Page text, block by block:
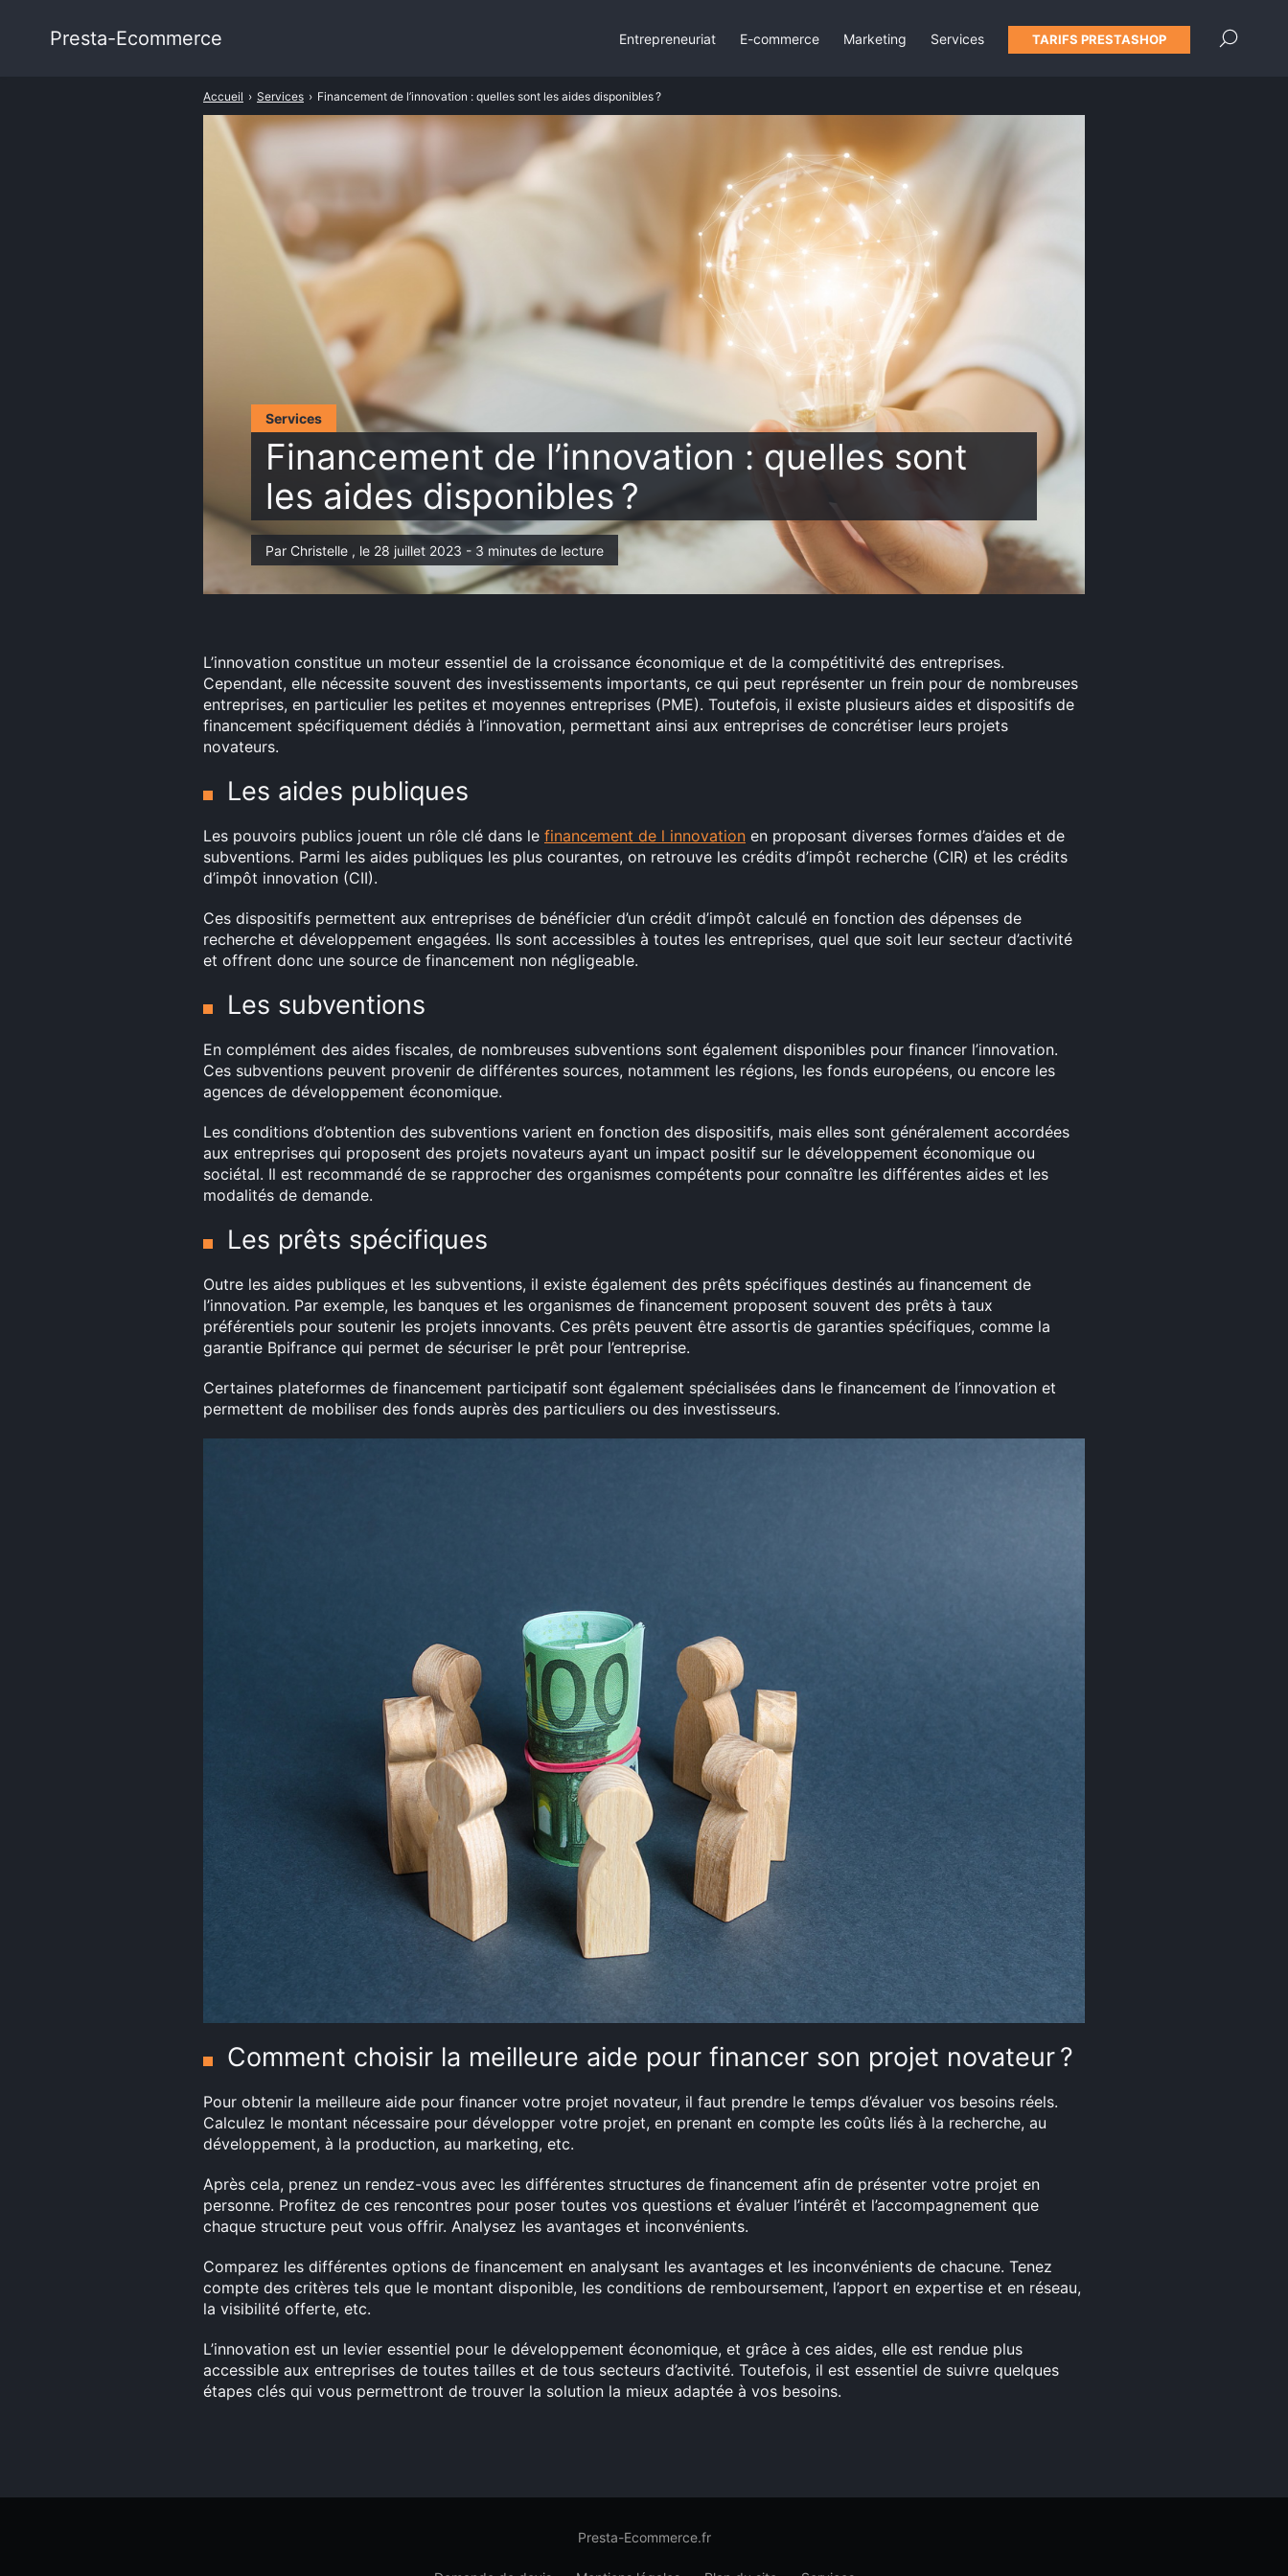
Services
Financement de l’innovation : quelles sont
les aides disponibles ?
Par Christelle , le 28 juillet 2023 - 3 minutes de lecture
Accueil › Services › Financement de l’innovation : quelles sont les aides disponibles ?
L’innovation constitue un moteur essentiel de la croissance économique et de la compétitivité des entreprises.
Cependant, elle nécessite souvent des investissements importants, ce qui peut représenter un frein pour de nombreuses
entreprises, en particulier les petites et moyennes entreprises (PME). Toutefois, il existe plusieurs aides et dispositifs de
financement spécifiquement dédiés à l’innovation, permettant ainsi aux entreprises de concrétiser leurs projets
novateurs.
Les aides publiques
Les pouvoirs publics jouent un rôle clé dans le financement de l innovation en proposant diverses formes d’aides et de
subventions. Parmi les aides publiques les plus courantes, on retrouve les crédits d’impôt recherche (CIR) et les crédits
d’impôt innovation (CII).
Ces dispositifs permettent aux entreprises de bénéficier d’un crédit d’impôt calculé en fonction des dépenses de
recherche et développement engagées. Ils sont accessibles à toutes les entreprises, quel que soit leur secteur d’activité
et offrent donc une source de financement non négligeable.
Les subventions
En complément des aides fiscales, de nombreuses subventions sont également disponibles pour financer l’innovation.
Ces subventions peuvent provenir de différentes sources, notamment les régions, les fonds européens, ou encore les
agences de développement économique.
Les conditions d’obtention des subventions varient en fonction des dispositifs, mais elles sont généralement accordées
aux entreprises qui proposent des projets novateurs ayant un impact positif sur le développement économique ou
sociétal. Il est recommandé de se rapprocher des organismes compétents pour connaître les différentes aides et les
modalités de demande.
Les prêts spécifiques
Outre les aides publiques et les subventions, il existe également des prêts spécifiques destinés au financement de
l’innovation. Par exemple, les banques et les organismes de financement proposent souvent des prêts à taux
préférentiels pour soutenir les projets innovants. Ces prêts peuvent être assortis de garanties spécifiques, comme la
garantie Bpifrance qui permet de sécuriser le prêt pour l’entreprise.
Certaines plateformes de financement participatif sont également spécialisées dans le financement de l’innovation et
permettent de mobiliser des fonds auprès des particuliers ou des investisseurs.
Comment choisir la meilleure aide pour financer son projet novateur ?
Pour obtenir la meilleure aide pour financer votre projet novateur, il faut prendre le temps d’évaluer vos besoins réels.
Calculez le montant nécessaire pour développer votre projet, en prenant en compte les coûts liés à la recherche, au
développement, à la production, au marketing, etc.
Après cela, prenez un rendez-vous avec les différentes structures de financement afin de présenter votre projet en
personne. Profitez de ces rencontres pour poser toutes vos questions et évaluer l’intérêt et l’accompagnement que
chaque structure peut vous offrir. Analysez les avantages et inconvénients.
Comparez les différentes options de financement en analysant les avantages et les inconvénients de chacune. Tenez
compte des critères tels que le montant disponible, les conditions de remboursement, l’apport en expertise et en réseau,
la visibilité offerte, etc.
L’innovation est un levier essentiel pour le développement économique, et grâce à ces aides, elle est rendue plus
accessible aux entreprises de toutes tailles et de tous secteurs d’activité. Toutefois, il est essentiel de suivre quelques
étapes clés qui vous permettront de trouver la solution la mieux adaptée à vos besoins.
Presta-Ecommerce Entrepreneuriat E-commerce Marketing Services TARIFS PRESTASHOP
Presta-Ecommerce.fr
×
: